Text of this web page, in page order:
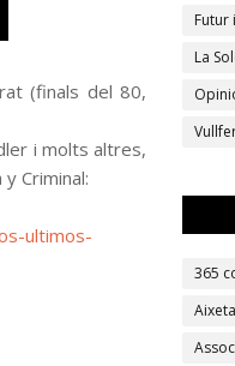
(finals del 80,
i molts altres,
Criminal:
ultimos-
Futur
La
365
Aixeta